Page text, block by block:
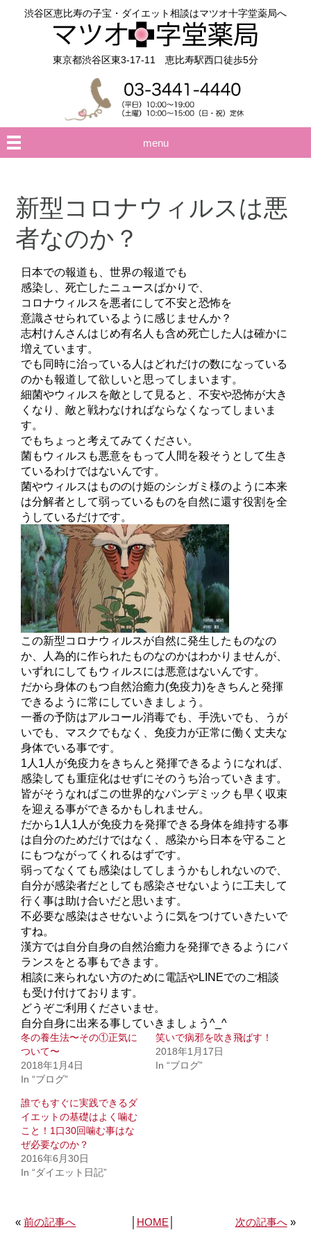
渋谷区恵比寿の子宝・ダイエット相談はマツオ十字堂薬局へ
東京都渋谷区東3-17-11 恵比寿駅西口徒歩5分
menu
新型コロナウィルスは悪
者なのか？
日本での報道も、世界の報道でも
感染し、死亡したニュースばかりで、
コロナウィルスを悪者にして不安と恐怖を
意識させられているように感じませんか？
志村けんさんはじめ有名人も含め死亡した人は確かに
増えています。
でも同時に治っている人はどれだけの数になっている
のかも報道して欲しいと思ってしまいます。
細菌やウィルスを敵として見ると、不安や恐怖が大き
くなり、敵と戦わなければならなくなってしまいま
す。
でもちょっと考えてみてください。
菌もウィルスも悪意をもって人間を殺そうとして生き
ているわけではないんです。
菌やウィルスはもののけ姫のシシガミ様のように本来
は分解者として弱っているものを自然に還す役割を全
うしているだけです。
この新型コロナウィルスが自然に発生したものなの
か、人為的に作られたものなのかはわかりませんが、
いずれにしてもウィルスには悪意はないんです。
だから身体のもつ自然治癒力(免疫力)をきちんと発揮
できるように常にしていきましょう。
一番の予防はアルコール消毒でも、手洗いでも、うが
いでも、マスクでもなく、免疫力が正常に働く丈夫な
身体でいる事です。
1人1人が免疫力をきちんと発揮できるようになれば、
感染しても重症化はせずにそのうち治っていきます。
皆がそうなればこの世界的なパンデミックも早く収束
を迎える事ができるかもしれません。
だから1人1人が免疫力を発揮できる身体を維持する事
は自分のためだけではなく、感染から日本を守ること
にもつながってくれるはずです。
弱ってなくても感染はしてしまうかもしれないので、
自分が感染者だとしても感染させないように工夫して
行く事は助け合いだと思います。
不必要な感染はさせないように気をつけていきたいで
すね。
漢方では自分自身の自然治癒力を発揮できるようにバ
ランスをとる事もできます。
相談に来られない方のために電話やLINEでのご相談
も受け付けております。
どうぞご利用くださいませ。
自分自身に出来る事していきましょう^_^
冬の養生法〜その①正気に
ついて〜
2018年1月4日
In “ブログ”
笑いで病邪を吹き飛ばす！
2018年1月17日
In “ブログ”
誰でもすぐに実践できるダ
イエットの基礎はよく噛む
こと！1口30回噛む事はな
ぜ必要なのか？
2016年6月30日
In “ダイエット日記”
«前の記事へ HOME 次の記事へ»